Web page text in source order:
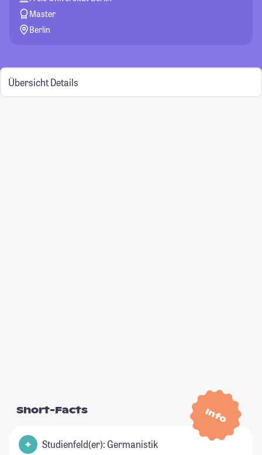
Master
Berlin
Übersicht Details
Info
Short-Facts
Studienfeld(er): Germanistik